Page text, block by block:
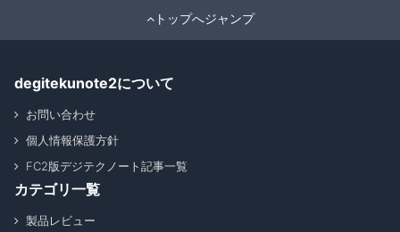
トップへジャンプ
degitekunote2について
お問い合わせ
個人情報保護方針
FC2版デジテクノート記事一覧
カテゴリ一覧
製品レビュー